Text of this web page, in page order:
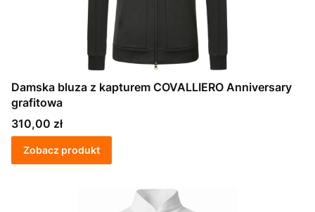
Damska bluza z kapturem COVALLIERO Anniversary
grafitowa
Cena
310,00 zł
Zobacz produkt